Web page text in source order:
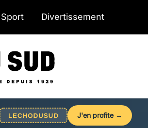
Sport Divertissement
J'en profite →